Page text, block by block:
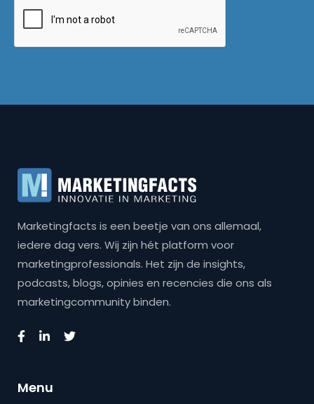
Marketingfacts is een beetje van ons allemaal,
iedere dag vers. Wij zijn hét platform voor
marketingprofessionals. Het zijn de insights,
podcasts, blogs, opinies en recencies die ons als
marketingcommunity binden.
Menu